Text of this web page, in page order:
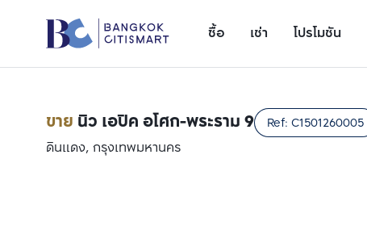
ซื้อ เช่า โปรโมชัน
ขาย นิว เอปิค อโศก-พระราม 9 Ref: C1501260005
ดินแดง, กรุงเทพมหานคร